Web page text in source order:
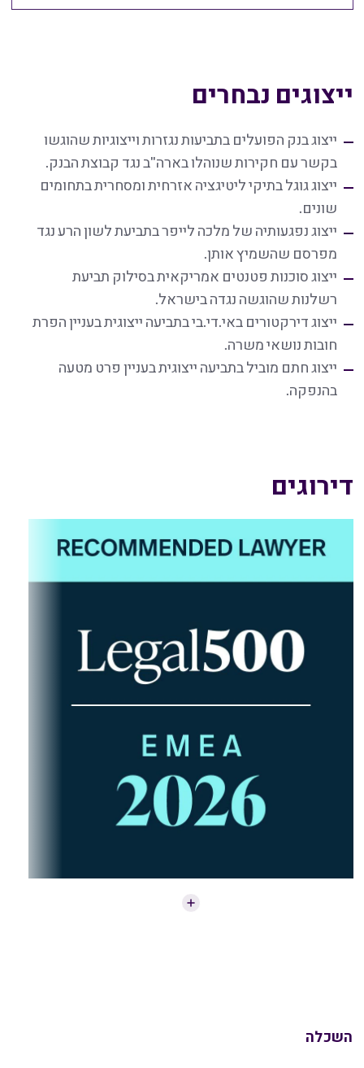
ייצוגים נבחרים
ייצוג בנק הפועלים בתביעות נגזרות וייצוגיות שהוגשו
בקשר עם חקירות שנוהלו בארה"ב נגד קבוצת הבנק.
ייצוג גוגל בתיקי ליטיגציה אזרחית ומסחרית בתחומים
שונים.
ייצוג נפגעותיה של מלכה לייפר בתביעת לשון הרע נגד
מפרסם שהשמיץ אותן.
ייצוג סוכנות פטנטים אמריקאית בסילוק תביעת
רשלנות שהוגשה נגדה בישראל.
ייצוג דירקטורים באי.די.בי בתביעה ייצוגית בעניין הפרת
חובות נושאי משרה.
ייצוג חתם מוביל בתביעה ייצוגית בעניין פרט מטעה
בהנפקה.
דירוגים
השכלה